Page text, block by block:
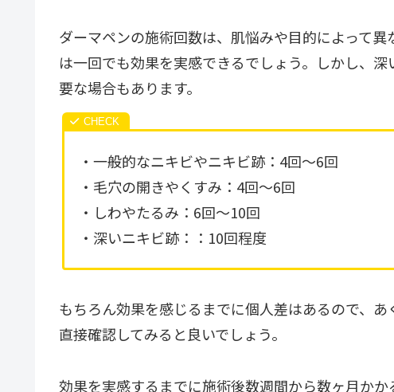
ダーマペンの施術回数は、肌悩みや目的によって
は一回でも効果を実感できるでしょう。しかし、
要な場合もあります。
・一般的なニキビやニキビ跡：4回～6回
・毛穴の開きやくすみ：4回～6回
・しわやたるみ：6回～10回
・深いニキビ跡：：10回程度
もちろん効果を感じるまでに個人差はあるので、
直接確認してみると良いでしょう。
効果を実感するまでに施術後数週間から数ヶ月か